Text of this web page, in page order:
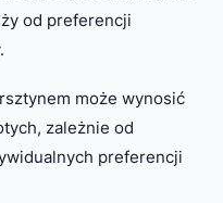
od preferencji
może wynosić
zależnie od
preferencji